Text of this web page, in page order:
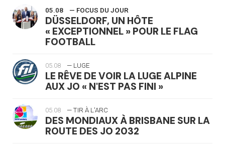
05.08 — FOCUS DU JOUR
DÜSSELDORF, UN HÔTE
« EXCEPTIONNEL » POUR LE FLAG
FOOTBALL
05.08 — LUGE
LE RÊVE DE VOIR LA LUGE ALPINE
AUX JO « N'EST PAS FINI »
05.08 — TIR À L'ARC
DES MONDIAUX À BRISBANE SUR LA
ROUTE DES JO 2032